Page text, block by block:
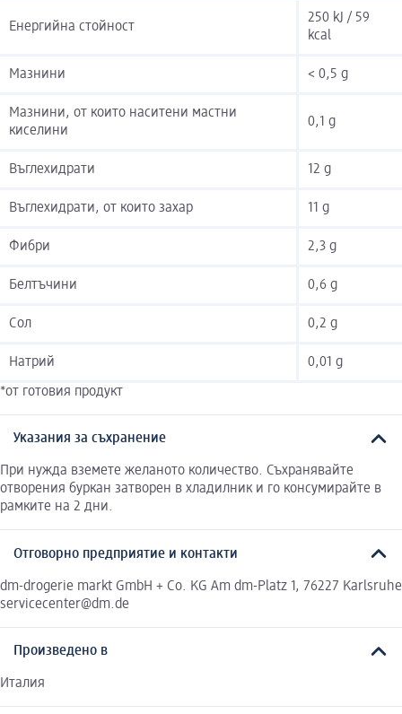
Енергийна стойност
250 kJ / 59
kcal
Мазнини < 0,5 g
Мазнини, от които наситени мастни
киселини
0,1 g
Въглехидрати 12 g
Въглехидрати, от които захар 11 g
Фибри 2,3 g
Белтъчини 0,6 g
Сол 0,2 g
Натрий 0,01 g
*от готовия продукт
Указания за съхранение
При нужда вземете желаното количество. Съхранявайте
отворения буркан затворен в хладилник и го консумирайте в
рамките на 2 дни.
Отговорно предприятие и контакти
dm-drogerie markt GmbH + Co. KG Am dm-Platz 1, 76227 Karlsruhe
servicecenter@dm.de
Произведено в
Италия